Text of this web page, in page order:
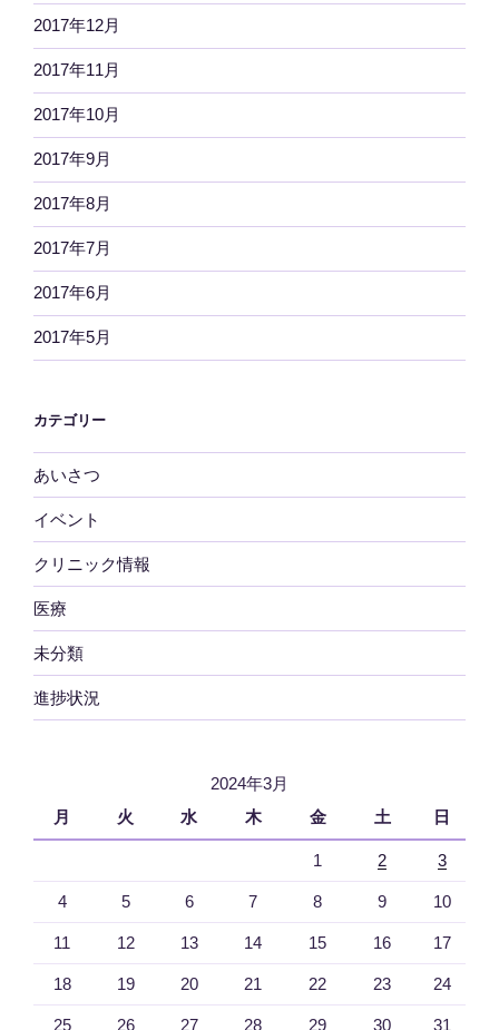
2017年12月
2017年11月
2017年10月
2017年9月
2017年8月
2017年7月
2017年6月
2017年5月
カテゴリー
あいさつ
イベント
クリニック情報
医療
未分類
進捗状況
2024年3月
月
火 水 木 金 土 日
1 2 3
4 5 6 7 8 9 10
11 12 13 14 15 16 17
18 19 20 21 22 23 24
25 26 27 28 29 30 31